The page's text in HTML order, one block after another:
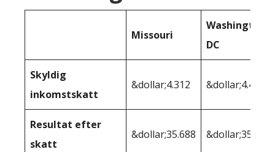
Missouri
Washington
DC
Skyldig
inkomstskatt
&dollar;4.312 &dollar;4.463
Resultat efter
skatt
&dollar;35.688 &dollar;35.537